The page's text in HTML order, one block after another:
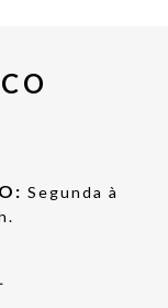
Segunda à